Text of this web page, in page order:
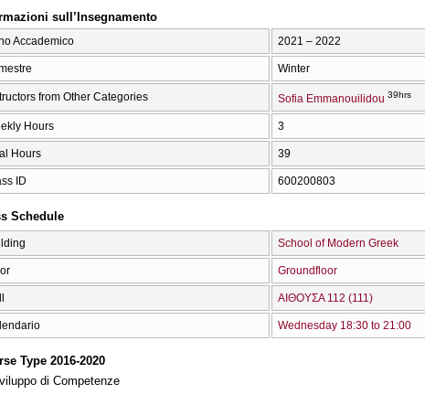
sull’Insegnamento
Accademico 2021 – 2022
Winter
from Other Categories Sofia Emmanouilidou 39hrs
Hours 3
Hours 39
ID 600200803
Schedule
School of Modern Greek
Groundfloor
ΑΙΘΟΥΣΑ 112 (111)
Wednesday 18:30 to 21:00
Type 2016-2020
di Competenze